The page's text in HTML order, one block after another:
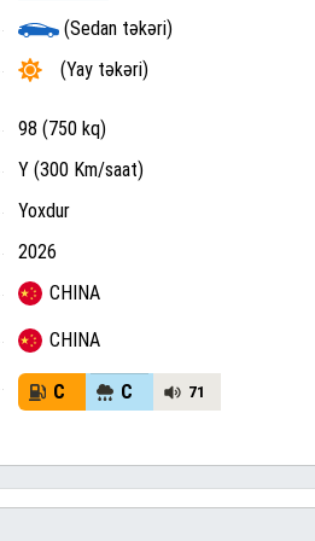
(Sedan təkəri)
(Yay təkəri)
98 (750 kq)
Y (300 Km/saat)
Yoxdur
2026
CHINA
CHINA
C C 71